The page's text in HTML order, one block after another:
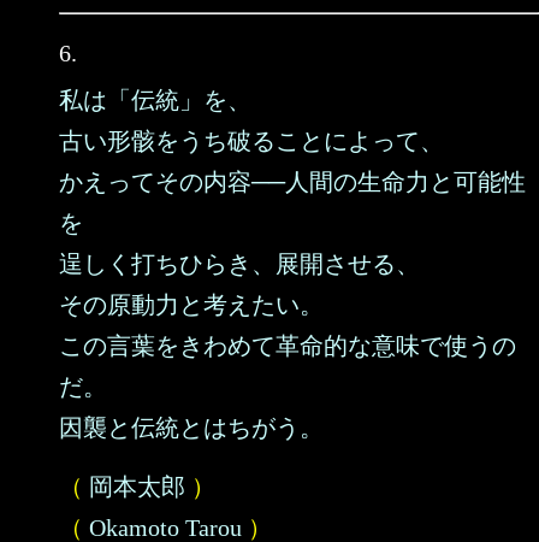
6.
私は「伝統」を、
古い形骸をうち破ることによって、
かえってその内容──人間の生命力と可能性
を
逞しく打ちひらき、展開させる、
その原動力と考えたい。
この言葉をきわめて革命的な意味で使うの
だ。
因襲と伝統とはちがう。
（ 岡本太郎 ）
（ Okamoto Tarou ）